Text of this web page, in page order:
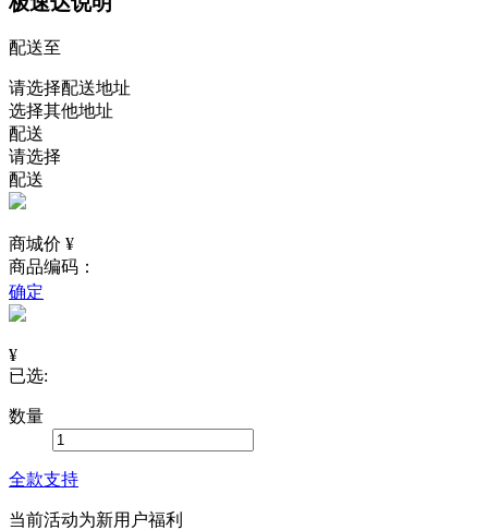
配送至
请选择配送地址
选择其他地址
配送
请选择
配送
商城价 ¥
商品编码：
确定
¥
已选:
数量
全款支持
当前活动为新用户福利